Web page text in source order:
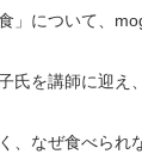
」について、
を講師に迎え
、なぜ食べられ